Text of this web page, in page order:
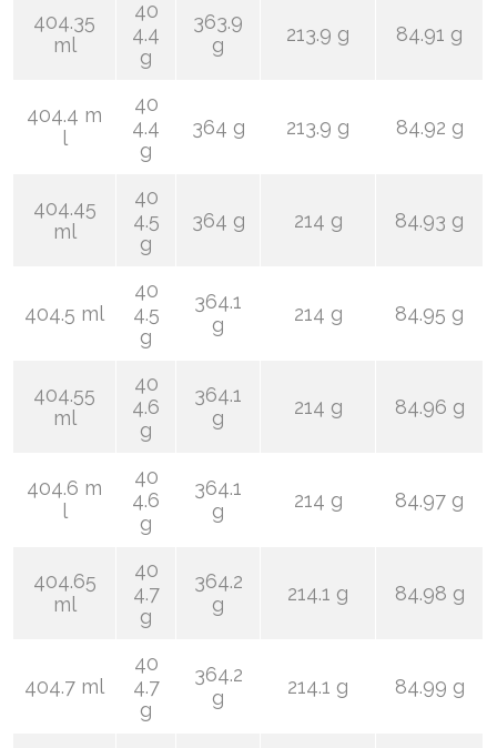
404.35
ml
40
4.4
g
363.9
g
213.9 g 84.91 g
404.4 m
l
40
4.4
g
364 g 213.9 g 84.92 g
404.45
ml
40
4.5
g
364 g 214 g 84.93 g
404.5 ml
40
4.5
g
364.1
g
214 g 84.95 g
404.55
ml
40
4.6
g
364.1
g
214 g 84.96 g
404.6 m
l
40
4.6
g
364.1
g
214 g 84.97 g
404.65
ml
40
4.7
g
364.2
g
214.1 g 84.98 g
404.7 ml
40
4.7
g
364.2
g
214.1 g 84.99 g